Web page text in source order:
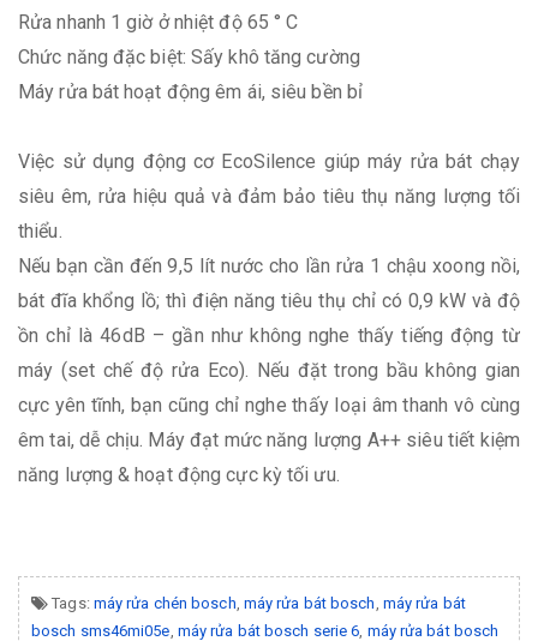
Rửa nhanh 1 giờ ở nhiệt độ 65 ° C
Chức năng đặc biệt: Sấy khô tăng cường
Máy rửa bát hoạt động êm ái, siêu bền bỉ
Việc sử dụng động cơ EcoSilence giúp máy rửa bát chạy
siêu êm, rửa hiệu quả và đảm bảo tiêu thụ năng lượng tối
thiểu.
Nếu bạn cần đến 9,5 lít nước cho lần rửa 1 chậu xoong nồi,
bát đĩa khổng lồ; thì điện năng tiêu thụ chỉ có 0,9 kW và độ
ồn chỉ là 46dB – gần như không nghe thấy tiếng động từ
máy (set chế độ rửa Eco). Nếu đặt trong bầu không gian
cực yên tĩnh, bạn cũng chỉ nghe thấy loại âm thanh vô cùng
êm tai, dễ chịu. Máy đạt mức năng lượng A++ siêu tiết kiệm
năng lượng & hoạt động cực kỳ tối ưu.
Tags: máy rửa chén bosch máy rửa bát bosch máy rửa bát
bosch sms46mi05e máy rửa bát bosch serie 6 máy rửa bát bosch